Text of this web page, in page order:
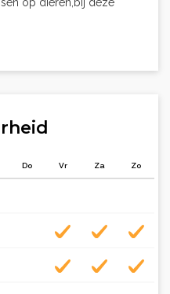
Do Vr Za Zo